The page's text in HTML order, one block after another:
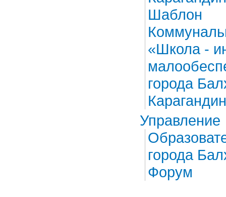
Шаблон
«Школа -
города
Управление
города
Форум